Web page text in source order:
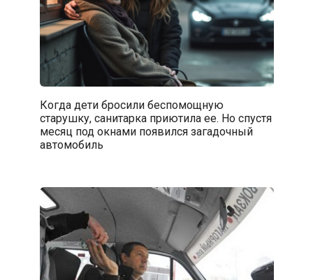
Когда дети бросили беспомощную
старушку, санитарка приютила ее. Но спустя
месяц под окнами появился загадочный
автомобиль